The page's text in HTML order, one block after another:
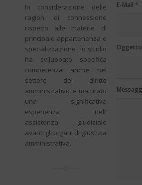
In considerazione delle
ragioni di connessione
rispetto alle materie di
principale appartenenza e
specializzazione , lo studio
ha sviluppato specifica
competenza anche nel
settore del diritto
amministrativo e maturato
una significativa
esperienza nell’
assistenza giudiziale
avanti gli organi di giustizia
amministrativa.
E-Mail *